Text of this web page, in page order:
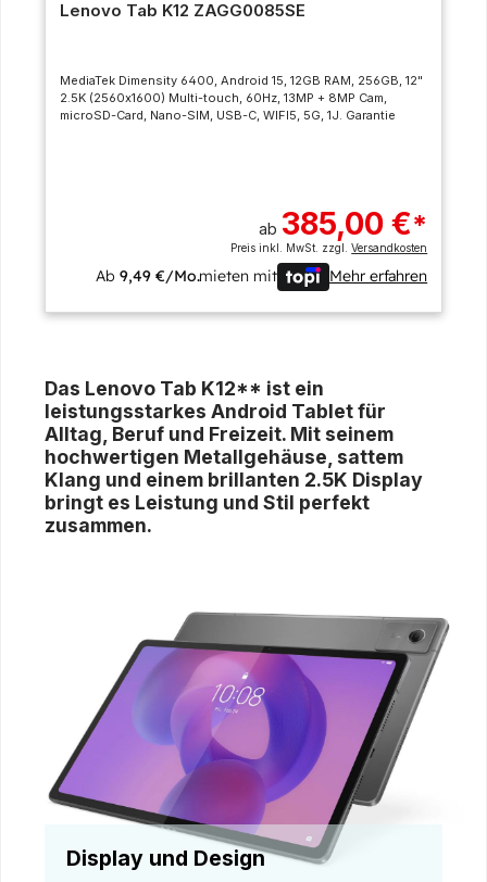
Lenovo Tab K12 ZAGG0085SE
MediaTek Dimensity 6400, Android 15, 12GB RAM, 256GB, 12"
2.5K (2560x1600) Multi-touch, 60Hz, 13MP + 8MP Cam,
microSD-Card, Nano-SIM, USB-C, WIFI5, 5G, 1J. Garantie
ab 385,00 €*
Preis inkl. MwSt. zzgl.Versandkosten
Ab9,49 €/Mo.mieten mit Mehr erfahren
Das Lenovo Tab K12** ist ein
leistungsstarkes Android Tablet für
Alltag, Beruf und Freizeit. Mit seinem
hochwertigen Metallgehäuse, sattem
Klang und einem brillanten 2.5K Display
bringt es Leistung und Stil perfekt
zusammen.
Display und Design